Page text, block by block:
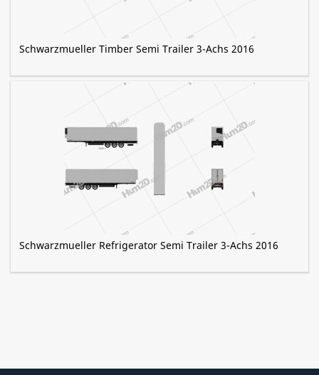
Schwarzmueller Timber Semi Trailer 3-Achs 2016
Schwarzmueller Refrigerator Semi Trailer 3-Achs 2016